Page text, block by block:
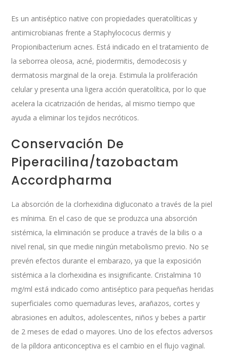
Es un antiséptico native con propiedades queratolíticas y
antimicrobianas frente a Staphylococus dermis y
Propionibacterium acnes. Está indicado en el tratamiento de
la seborrea oleosa, acné, piodermitis, demodecosis y
dermatosis marginal de la oreja. Estimula la proliferación
celular y presenta una ligera acción queratolítica, por lo que
acelera la cicatrización de heridas, al mismo tiempo que
ayuda a eliminar los tejidos necróticos.
Conservación De
Piperacilina/tazobactam
Accordpharma
La absorción de la clorhexidina digluconato a través de la piel
es mínima. En el caso de que se produzca una absorción
sistémica, la eliminación se produce a través de la bilis o a
nivel renal, sin que medie ningún metabolismo previo. No se
prevén efectos durante el embarazo, ya que la exposición
sistémica a la clorhexidina es insignificante. Cristalmina 10
mg/ml está indicado como antiséptico para pequeñas heridas
superficiales como quemaduras leves, arañazos, cortes y
abrasiones en adultos, adolescentes, niños y bebes a partir
de 2 meses de edad o mayores. Uno de los efectos adversos
de la píldora anticonceptiva es el cambio en el flujo vaginal.